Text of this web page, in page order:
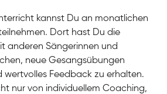
kannst Du an monatlichen
Dort hast Du die
anderen Sängerinnen und
neue Gesangsübungen
wertvolles Feedback zu erhalten.
nur von individuellem Coaching,